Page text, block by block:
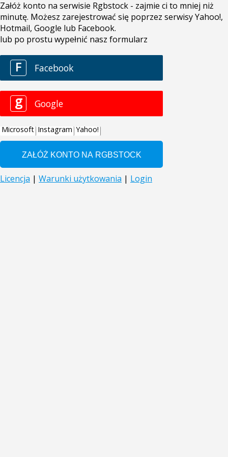
Załóż konto na serwisie Rgbstock - zajmie ci to mniej niż
minutę. Możesz zarejestrować się poprzez serwisy Yahoo!,
Hotmail, Google lub Facebook.
lub po prostu wypełnić nasz formularz
F Facebook
g Google
Microsoft Instagram Yahoo!
Licencja | Warunki użytkowania | Login